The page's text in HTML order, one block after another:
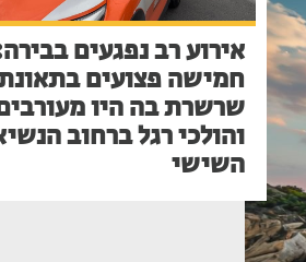
אירוע רב נפגעים
חמישה פצועים
שרשרת בה היו
והולכי רגל ברחוב
השישי